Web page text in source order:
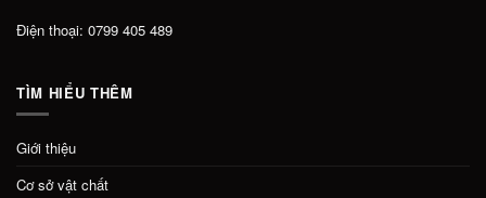
Điện thoại: 0799 405 489
TÌM HIỂU THÊM
Giới thiệu
Cơ sở vật chất